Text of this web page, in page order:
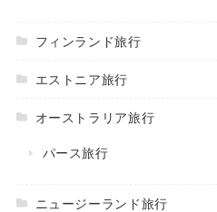
フィンランド旅行
エストニア旅行
オーストラリア旅行
パース旅行
ニュージーランド旅行